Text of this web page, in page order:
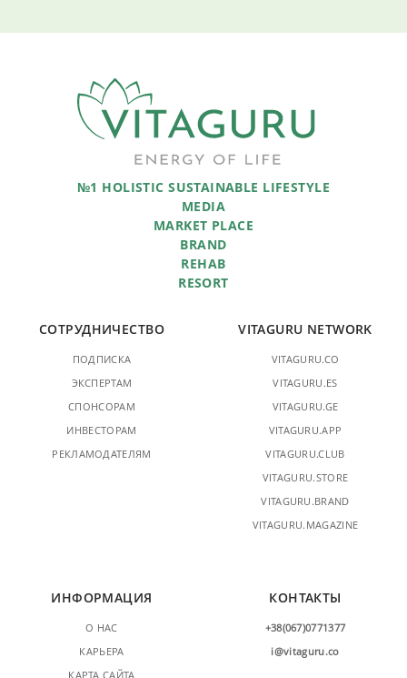
№1 HOLISTIC SUSTAINABLE LIFESTYLE
MEDIA
MARKET PLACE
BRAND
REHAB
RESORT
СОТРУДНИЧЕСТВО
ПОДПИСКА
ЭКСПЕРТАМ
СПОНСОРАМ
ИНВЕСТОРАМ
РЕКЛАМОДАТЕЛЯМ
VITAGURU NETWORK
VITAGURU.CO
VITAGURU.ES
VITAGURU.GE
VITAGURU.APP
VITAGURU.CLUB
VITAGURU.STORE
VITAGURU.BRAND
VITAGURU.MAGAZINE
ИНФОРМАЦИЯ
О НАС
КАРЬЕРА
КАРТА САЙТА
КОНТАКТЫ
+38(067)0771377
i@vitaguru.co